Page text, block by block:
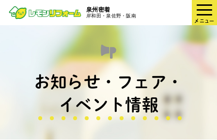
泉州密着
岸和田・泉佐野・阪南
メニュー
お知らせ・フェア・
イベント情報